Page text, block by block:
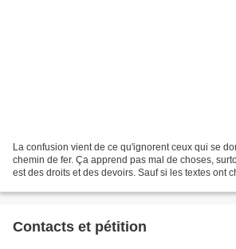
La confusion vient de ce qu'ignorent ceux qui se
chemin de fer. Ça apprend pas mal de choses,
est des droits et des devoirs. Sauf si les textes ont
Contacts et pétition